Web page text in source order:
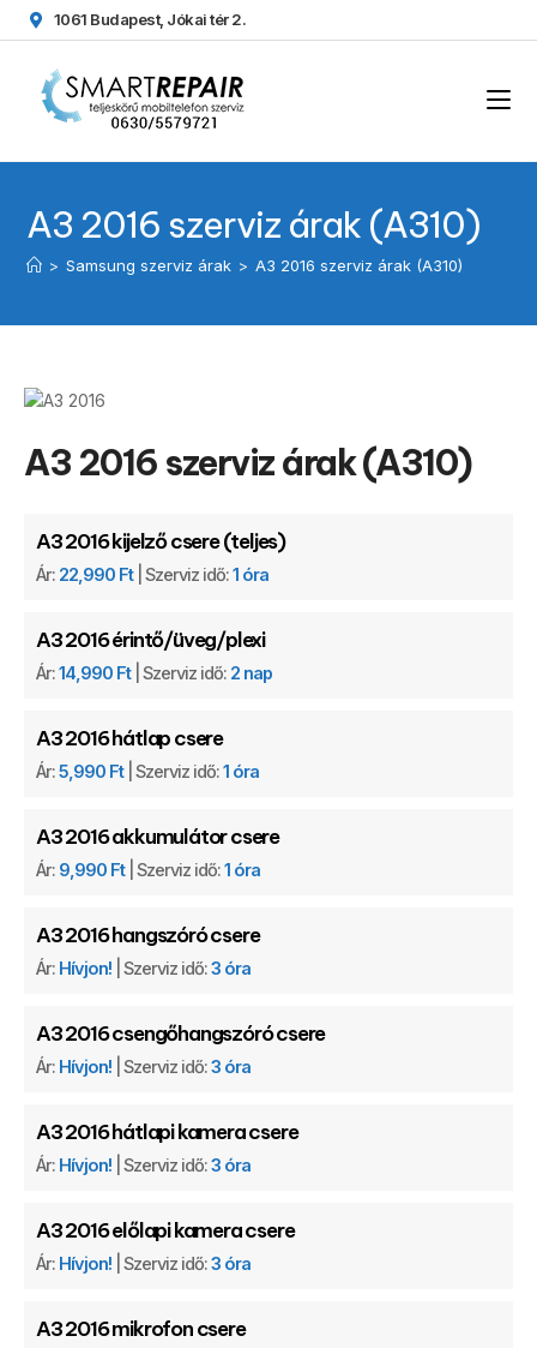
1061 Budapest, Jókai tér 2.
A3 2016 szerviz árak (A310)
> Samsung szerviz árak > A3 2016 szerviz árak (A310)
A3 2016 szerviz árak (A310)
A3 2016 kijelző csere (teljes)
Ár: 22,990 Ft| Szerviz idő:1 óra
A3 2016 érintő/üveg/plexi
Ár:14,990 Ft| Szerviz idő: 2 nap
A3 2016 hátlap csere
Ár:5,990 Ft| Szerviz idő:1 óra
A3 2016 akkumulátor csere
Ár: 9,990 Ft| Szerviz idő:1 óra
A3 2016 hangszóró csere
Ár: Hívjon! | Szerviz idő:3 óra
A3 2016 csengőhangszóró csere
Ár: Hívjon! | Szerviz idő:3 óra
A3 2016 hátlapi kamera csere
Ár: Hívjon! | Szerviz idő:3 óra
A3 2016 előlapi kamera csere
Ár: Hívjon! | Szerviz idő:3 óra
A3 2016 mikrofon csere